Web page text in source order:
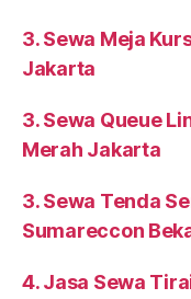
3. Sewa Meja
Jakarta
3. Sewa Queue
Merah Jakarta
3. Sewa Tenda
Sumareccon
4. Jasa Sewa